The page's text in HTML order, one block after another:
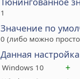
1
Значение по
0 (либо можно
Данная
Windows 10 +